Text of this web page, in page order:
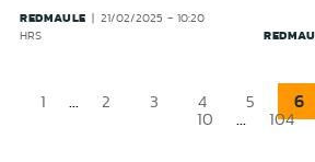
REDMAULE
21/02/2025 - 10:20
HRS
1 ... 2 3 4 5 6
10 ... 104